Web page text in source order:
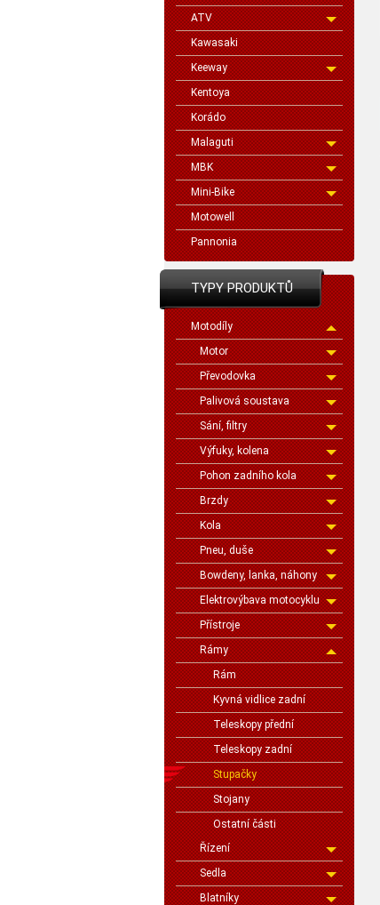
ATV
Kawasaki
Keeway
Kentoya
Korádo
Malaguti
MBK
Mini-Bike
Motowell
Pannonia
TYPY PRODUKTŮ
Motodíly
Motor
Převodovka
Palivová soustava
Sání, filtry
Výfuky, kolena
Pohon zadního kola
Brzdy
Kola
Pneu, duše
Bowdeny, lanka, náhony
Elektrovýbava motocyklu
Přístroje
Rámy
Rám
Kyvná vidlice zadní
Teleskopy přední
Teleskopy zadní
Stupačky
Stojany
Ostatní části
Řízení
Sedla
Blatníky